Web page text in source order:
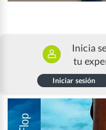
Inicia
tu
Iniciar sesión